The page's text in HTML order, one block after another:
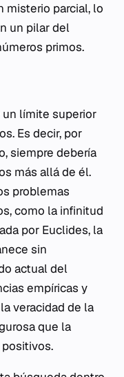
misterio parcial, lo
un pilar del
primos.
un límite superior
Es decir, por
siempre debería
más allá de él.
problemas
como la infinitud
por Euclides, la
sin
actual del
empíricas y
veracidad de la
que la